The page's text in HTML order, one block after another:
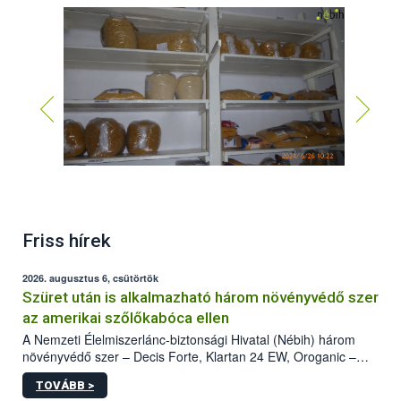
Friss hírek
2026. augusztus 6, csütörtök
Szüret után is alkalmazható három növényvédő szer
az amerikai szőlőkabóca ellen
A Nemzeti Élelmiszerlánc-biztonsági Hivatal (Nébih) három
növényvédő szer – Decis Forte, Klartan 24 EW, Oroganic –
engedélyokiratát módosította, így azok a szüretet követően,
egészen a vesszőérettség (BBCH 91) stádiumáig
TOVÁBB >